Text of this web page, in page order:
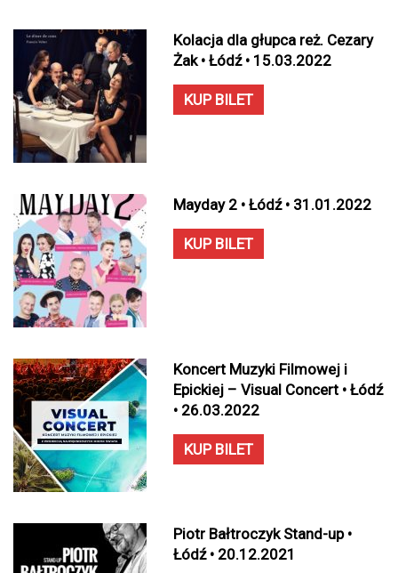
Kolacja dla głupca reż. Cezary
Żak • Łódź • 15.03.2022
KUP BILET
Mayday 2 • Łódź • 31.01.2022
KUP BILET
Koncert Muzyki Filmowej i
Epickiej – Visual Concert • Łódź
• 26.03.2022
KUP BILET
Piotr Bałtroczyk Stand-up •
Łódź • 20.12.2021